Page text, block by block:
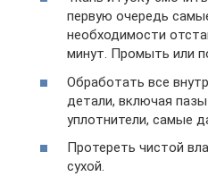
первую очередь
необходимости
минут. Промыть или
Обработать все
детали, включая
уплотнители, самые
Протереть чистой
сухой.